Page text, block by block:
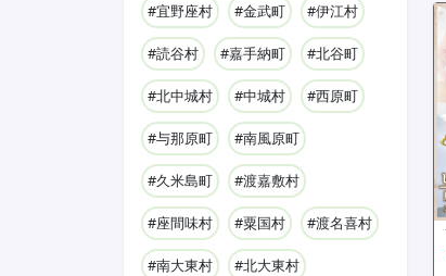
#宜野座村 #金武町 #伊江村
#読谷村 #嘉手納町 #北谷町
#北中城村 #中城村 #西原町
#与那原町 #南風原町
#久米島町 #渡嘉敷村
#座間味村 #粟国村 #渡名喜村
#南大東村 #北大東村